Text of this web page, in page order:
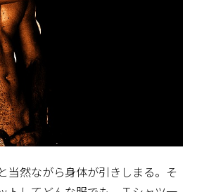
当然ながら身体が引きしまる。そ